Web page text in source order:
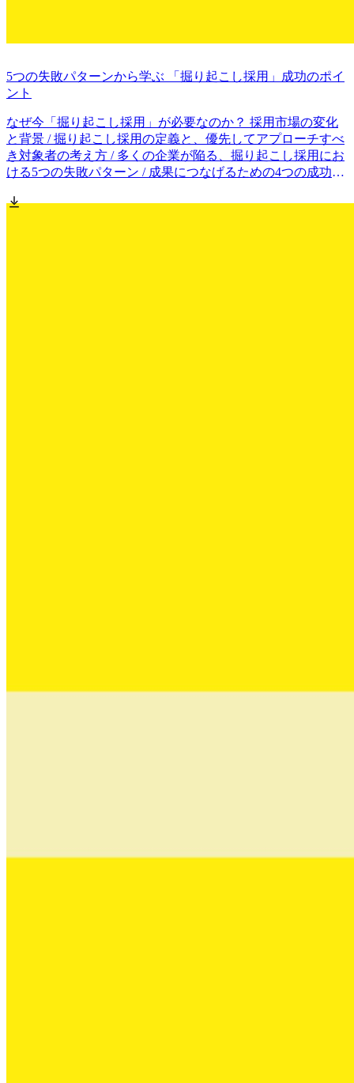
5つの失敗パターンから学ぶ 「掘り起こし採用」成功のポイ
ント
なぜ今「掘り起こし採用」が必要なのか？ 採用市場の変化
と背景 / 掘り起こし採用の定義と、優先してアプローチすべ
き対象者の考え方 / 多くの企業が陥る、掘り起こし採用にお
ける5つの失敗パターン / 成果につなげるための4つの成功ポ